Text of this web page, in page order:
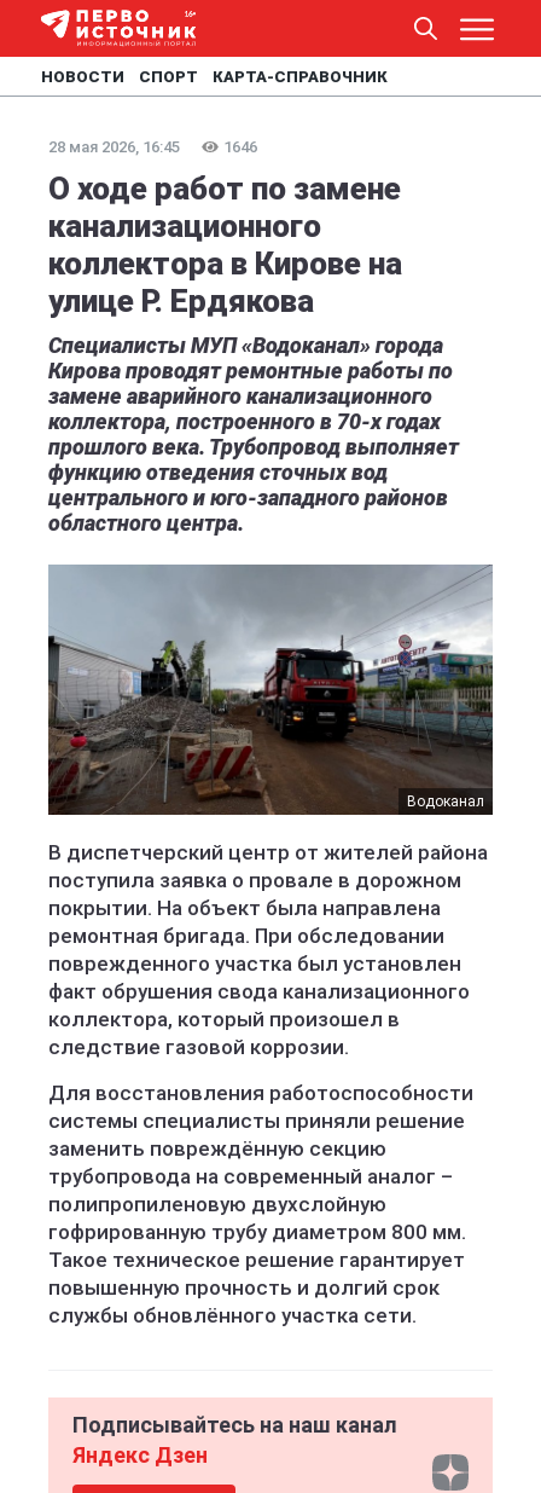
НОВОСТИ СПОРТ КАРТА-СПРАВОЧНИК
28 мая 2026, 16:45 1646
О ходе работ по замене
канализационного
коллектора в Кирове на
улице Р. Ердякова
Специалисты МУП «Водоканал» города
Кирова проводят ремонтные работы по
замене аварийного канализационного
коллектора, построенного в 70-х годах
прошлого века. Трубопровод выполняет
функцию отведения сточных вод
центрального и юго-западного районов
областного центра.
Водоканал
В диспетчерский центр от жителей района
поступила заявка о провале в дорожном
покрытии. На объект была направлена
ремонтная бригада. При обследовании
поврежденного участка был установлен
факт обрушения свода канализационного
коллектора, который произошел в
следствие газовой коррозии.
Для восстановления работоспособности
системы специалисты приняли решение
заменить повреждённую секцию
трубопровода на современный аналог –
полипропиленовую двухслойную
гофрированную трубу диаметром 800 мм.
Такое техническое решение гарантирует
повышенную прочность и долгий срок
службы обновлённого участка сети.
Подписывайтесь на наш канал
Яндекс Дзен